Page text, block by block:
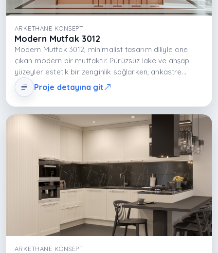
ARKETHANE KONSEPT
Modern Mutfak 3012
Modern Mutfak 3012, minimalist tasarım diliyle öne
çıkan modern bir mutfaktır. Pürüzsüz lake ve ahşap
yüzeyler estetik bir zenginlik sağlarken, ankastre
cihazların entegre yerleşimi fonksiyonelliği artırır. Açık
ve ferah atmosfer, dingin renk paletiyle yaşam alanını
dönüştürür.
Proje detayına git
ARKETHANE KONSEPT